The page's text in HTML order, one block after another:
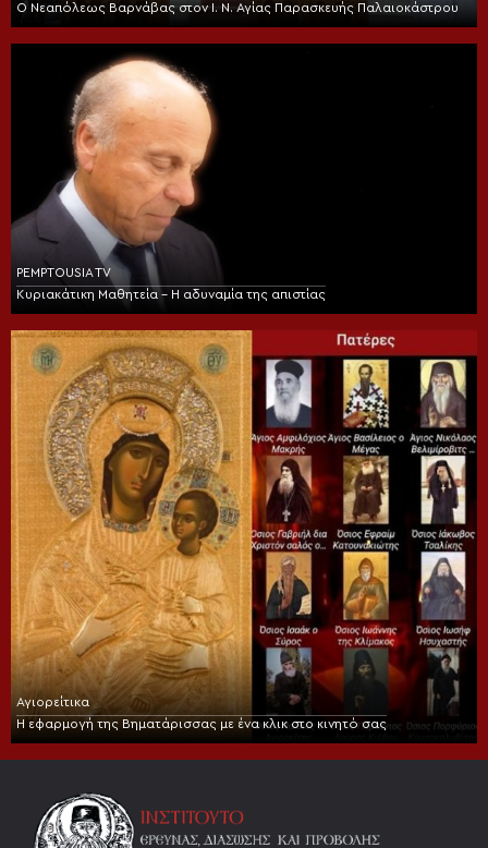
Ο Νεαπόλεως Βαρνάβας στον Ι. Ν. Αγίας Παρασκευής Παλαιοκάστρου
PEMPTOUSIA TV
Κυριακάτικη Μαθητεία – Η αδυναμία της απιστίας
Αγιορείτικα
Η εφαρμογή της Βηματάρισσας με ένα κλικ στο κινητό σας